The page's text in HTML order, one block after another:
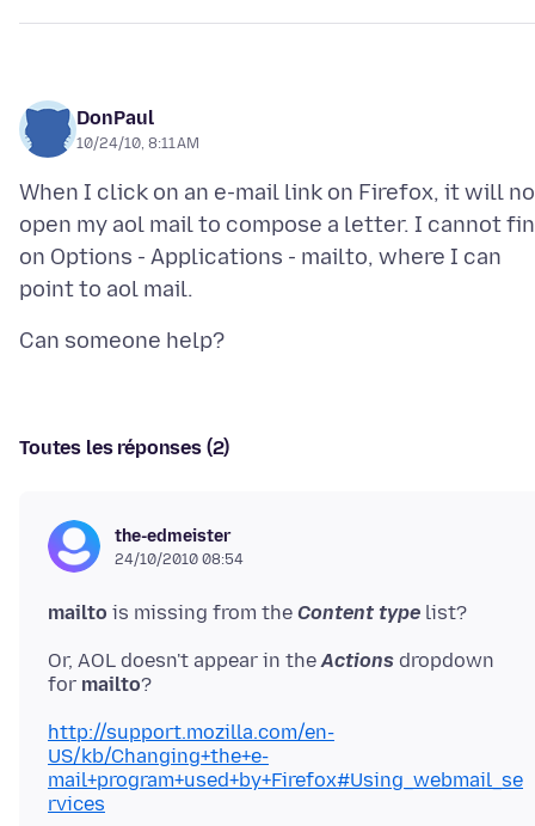
DonPaul
10/24/10, 8:11 AM
When I click on an e-mail link on Firefox, it will
open my aol mail to compose a letter. I cannot
on Options - Applications - mailto, where I can
Toutes les réponses (2)
the-edmeister
24/10/2010 08:54
mailto is missing from the Content type list?
Or, AOL doesn't appear in theActions dropdown
for mailto
http://support.mozilla.com/en-
US/kb/Changing+the+e-
mail+program+used+by+Firefox#Using_webmail_se
rvices